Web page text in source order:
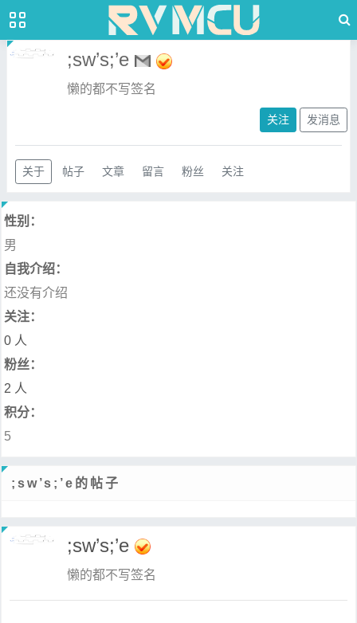
;sw’s;’e
懒的都不写签名
关注 发消息
关于 帖子 文章 留言 粉丝 关注
性别：
男
自我介绍：
还没有介绍
关注：
0 人
粉丝：
2 人
积分：
5
;sw’s;’e的帖子
;sw’s;’e
懒的都不写签名